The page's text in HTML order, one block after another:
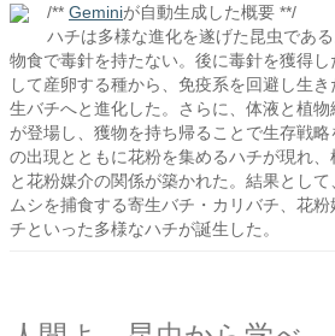
/** Geminiが自動生成した概要 **/
ハチは多様な進化を遂げた昆虫であ
物食で毒針を持たない。後に毒針を獲得
して産卵する種から、免疫系を回避し生
生バチへと進化した。さらに、体液と植
が登場し、獲物を持ち帰ることで生存戦
の出現とともに花粉を集めるハチが現れ
と花粉媒介の関係が築かれた。結果とし
ムシを捕食する寄生バチ・カリバチ、花
チといった多様なハチが誕生した。